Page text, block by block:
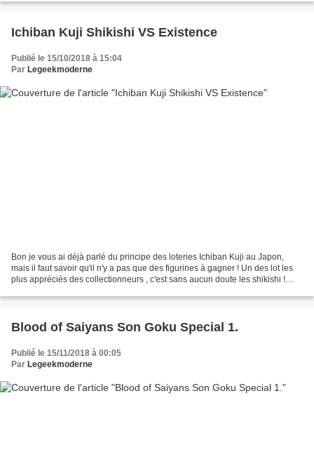
Ichiban Kuji Shikishi VS Existence
Publié le 15/10/2018 à 15:04
Par Legeekmoderne
Bon je vous ai déjà parlé du principe des loteries Ichiban Kuji au Japon,
mais il faut savoir qu'il n'y a pas que des figurines à gagner ! Un des lot les
plus appréciés des collectionneurs , c'est sans aucun doute les shikishi !
Blood of Saiyans Son Goku Special 1.
Publié le 15/11/2018 à 00:05
Par Legeekmoderne